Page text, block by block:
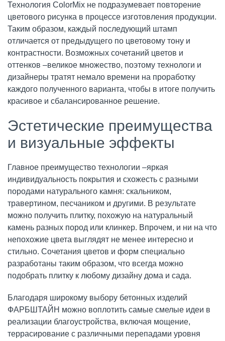
Технология ColorMix не подразумевает повторение
цветового рисунка в процессе изготовления продукции.
Таким образом, каждый последующий штамп
отличается от предыдущего по цветовому тону и
контрастности. Возможных сочетаний цветов и
оттенков –великое множество, поэтому технологи и
дизайнеры тратят немало времени на проработку
каждого полученного варианта, чтобы в итоге получить
красивое и сбалансированное решение.
Эстетические преимущества
и визуальные эффекты
Главное преимущество технологии –яркая
индивидуальность покрытия и схожесть с разными
породами натурального камня: скальником,
травертином, песчаником и другими. В результате
можно получить плитку, похожую на натуральный
камень разных пород или клинкер. Впрочем, и ни на что
непохожие цвета выглядят не менее интересно и
стильно. Сочетания цветов и форм специально
разработаны таким образом, что всегда можно
подобрать плитку к любому дизайну дома и сада.
Благодаря широкому выбору бетонных изделий
ФАРБШТАЙН можно воплотить самые смелые идеи в
реализации благоустройства, включая мощение,
террасирование с различными перепадами уровня